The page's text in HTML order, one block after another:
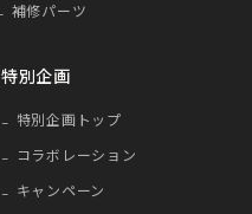
補修パーツ
特別企画
特別企画トップ
コラボレーション
キャンペーン